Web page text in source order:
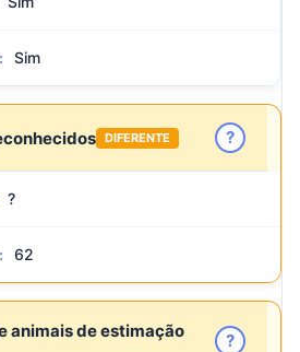
Sim
DIFERENTE ?
?
62
animais de estimação ?